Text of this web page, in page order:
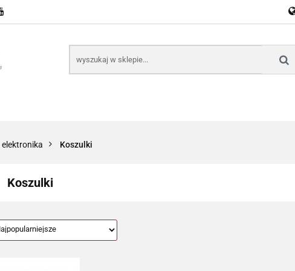
ELEKTRONICZNE B2B
elektronika Koszulki
Koszulki